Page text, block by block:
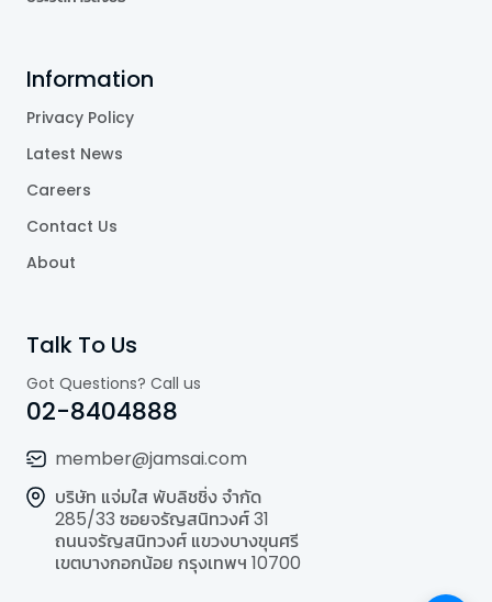
Information
Privacy Policy
Latest News
Careers
Contact Us
About
Talk To Us
Got Questions? Call us
02-8404888
member@jamsai.com
บริษัท แจ่มใส พับลิชชิ่ง จำกัด
285/33 ซอยจรัญสนิทวงศ์ 31
ถนนจรัญสนิทวงศ์ แขวงบางขุนศรี
เขตบางกอกน้อย กรุงเทพฯ 10700